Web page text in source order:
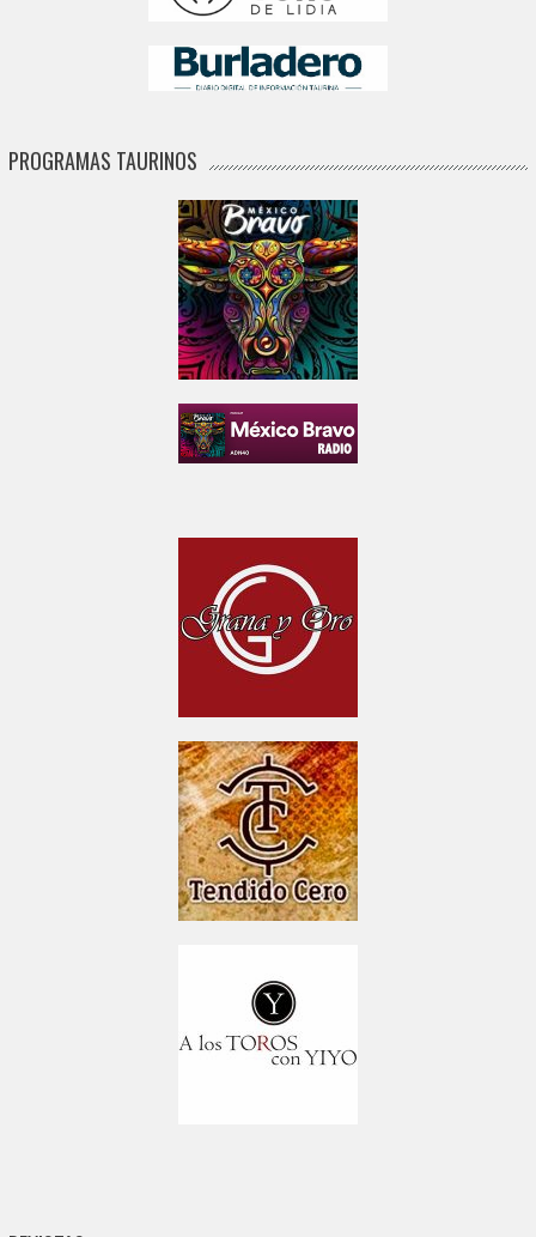
PROGRAMAS TAURINOS